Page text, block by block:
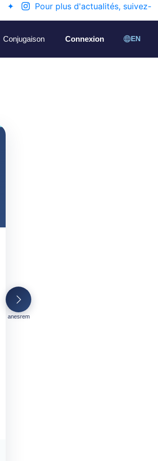
✦
Pour plus d'actualités, suivez-
Conjugaison Connexion EN
anesrem